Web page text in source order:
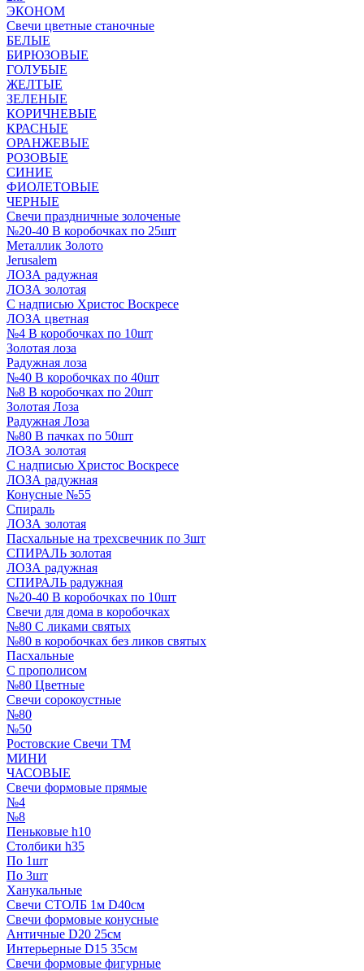
ЭКОНОМ
Свечи цветные станочные
БЕЛЫЕ
БИРЮЗОВЫЕ
ГОЛУБЫЕ
ЖЕЛТЫЕ
ЗЕЛЕНЫЕ
КОРИЧНЕВЫЕ
КРАСНЫЕ
ОРАНЖЕВЫЕ
РОЗОВЫЕ
СИНИЕ
ФИОЛЕТОВЫЕ
ЧЕРНЫЕ
Свечи праздничные золоченые
№20-40 В коробочках по 25шт
Металлик Золото
Jerusalem
ЛОЗА радужная
ЛОЗА золотая
С надписью Христос Воскресе
ЛОЗА цветная
№4 В коробочках по 10шт
Золотая лоза
Радужная лоза
№40 В коробочках по 40шт
№8 В коробочках по 20шт
Золотая Лоза
Радужная Лоза
№80 В пачках по 50шт
ЛОЗА золотая
С надписью Христос Воскресе
ЛОЗА радужная
Конусные №55
Спираль
ЛОЗА золотая
Пасхальные на трехсвечник по 3шт
СПИРАЛЬ золотая
ЛОЗА радужная
СПИРАЛЬ радужная
№20-40 В коробочках по 10шт
Свечи для дома в коробочках
№80 С ликами святых
№80 в коробочках без ликов святых
Пасхальные
С прополисом
№80 Цветные
Свечи сорокоустные
№80
№50
Ростовские Свечи ТМ
МИНИ
ЧАСОВЫЕ
Свечи формовые прямые
№4
№8
Пеньковые h10
Столбики h35
По 1шт
По 3шт
Ханукальные
Свечи СТОЛБ 1м D40см
Свечи формовые конусные
Античные D20 25см
Интерьерные D15 35см
Свечи формовые фигурные